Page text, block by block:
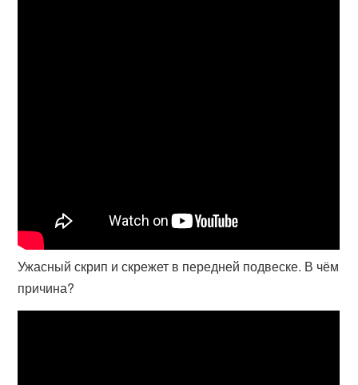
Ужасный скрип и скрежет в передней подвеске. В чём
причина?